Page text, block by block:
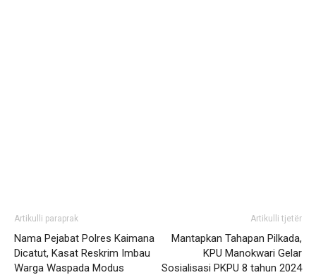
Artikulli paraprak
Nama Pejabat Polres Kaimana
Dicatut, Kasat Reskrim Imbau
Warga Waspada Modus
Artikulli tjetër
Mantapkan Tahapan Pilkada,
KPU Manokwari Gelar
Sosialisasi PKPU 8 tahun 2024